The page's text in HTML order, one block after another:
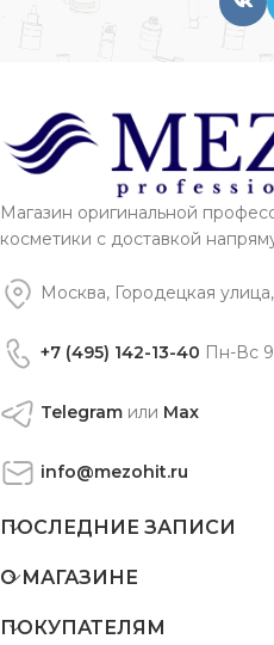
Магазин оригинальной
косметики с доставкой
Москва, Городецкая
+7 (495) 142-13-40 Пн-Вс
Telegram или Max
info@mezohit.ru
ПОСЛЕДНИЕ ЗАПИСИ
О МАГАЗИНЕ
ПОКУПАТЕЛЯМ